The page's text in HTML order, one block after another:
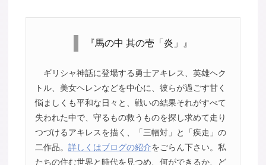
『馬の中 其の壱「炎」』
ギリシャ神話に登場する勇士アキレス、英雄ヘク
トル、美女ヘレンなどを中心に、彼らが過ごす甘く
悩ましくも平和な日々と、戦いの結果それがすべて
失われた中で、守るもの救うものを探し求めて走り
つづけるアキレスを描く、「三幅対」と「疾走」の
二作品。 詳しくはブログの紹介をごらん下さい。私
たちの住む世界と時代を見つめ、何ができるか、ど